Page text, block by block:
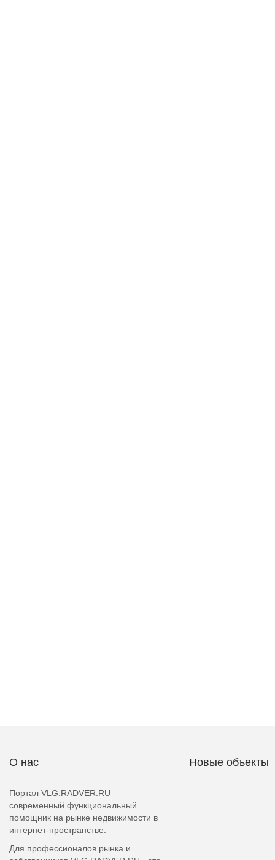
О нас
Портал VLG.RADVER.RU —
современный функциональный
помощник на рынке недвижимости в
интернет-пространстве.
Для профессионалов рынка и
Новые объекты